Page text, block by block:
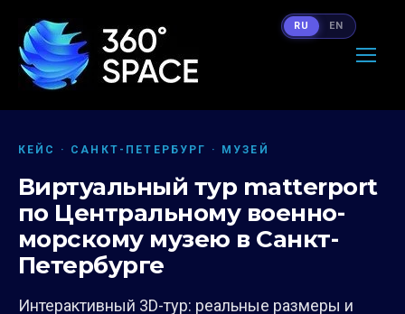
КЕЙС · САНКТ-ПЕТЕРБУРГ · МУЗЕЙ
Виртуальный тур matterport
по Центральному военно-
морскому музею в Санкт-
Петербурге
Интерактивный 3D-тур: реальные размеры и
RU EN